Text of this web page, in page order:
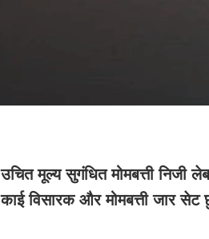
उचित मूल्य सुगंधित मोमबत्ती निजी
काई विसारक और मोमबत्ती जार सेट